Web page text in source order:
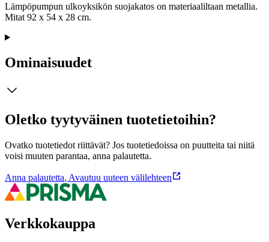
Lämpöpumpun ulkoyksikön suojakatos on materiaaliltaan metallia.
Mitat 92 x 54 x 28 cm.
Ominaisuudet
Oletko tyytyväinen tuotetietoihin?
Ovatko tuotetiedot riittävät? Jos tuotetiedoissa on puutteita tai niitä
voisi muuten parantaa, anna palautetta.
Anna palautetta, Avautuu uuteen välilehteen
Verkkokauppa